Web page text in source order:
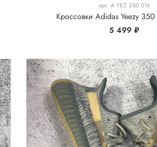
арт. A YEZ 350 016
Кроссовки Adidas Yeezy
5 499 ₽